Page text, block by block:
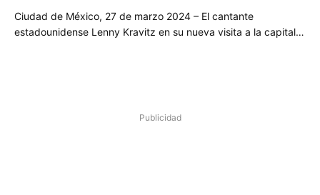
Ciudad de México, 27 de marzo 2024 – El cantante
estadounidense Lenny Kravitz en su nueva visita a la capital…
Publicidad